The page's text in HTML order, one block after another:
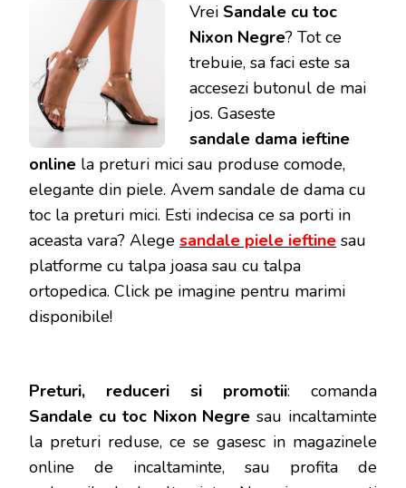
Vrei Sandale cu toc
Nixon Negre? Tot ce
trebuie, sa faci este sa
accesezi butonul de mai
jos. Gaseste
sandale dama ieftine
online la preturi mici sau produse comode,
elegante din piele. Avem sandale de dama cu
toc la preturi mici. Esti indecisa ce sa porti in
aceasta vara? Alege sandale piele ieftine sau
platforme cu talpa joasa sau cu talpa
ortopedica. Click pe imagine pentru marimi
disponibile!
Preturi, reduceri si promotii: comanda
Sandale cu toc Nixon Negre sau incaltaminte
la preturi reduse, ce se gasesc in magazinele
online de incaltaminte, sau profita de